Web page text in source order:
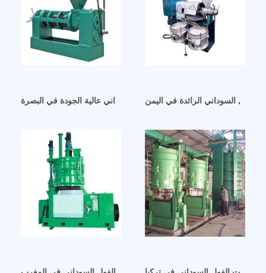
آلة معالجة زيت الفول السوداني عالية الجودة في البصرة